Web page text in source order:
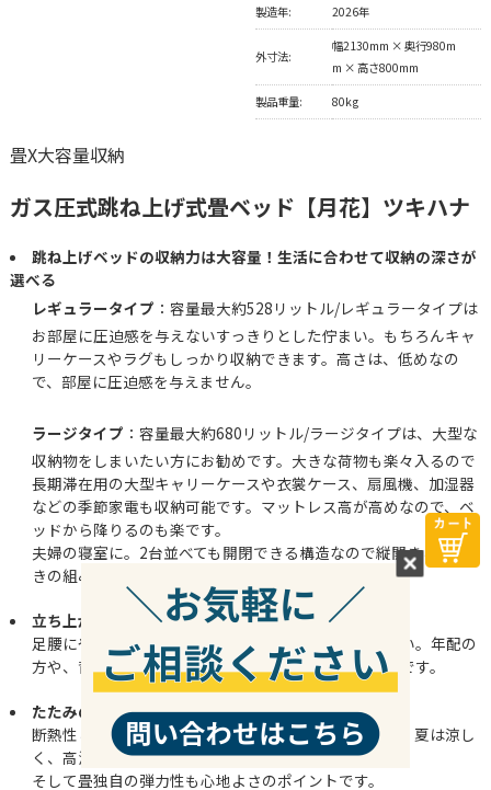
製造年: 2026年
外寸法:
幅2130mm × 奥行980m
m × 高さ800mm
製品重量: 80kg
畳X大容量収納
ガス圧式跳ね上げ式畳ベッド【月花】ツキハナ
跳ね上げベッドの収納力は大容量！生活に合わせて収納の深さが
選べる
レギュラータイプ ：容量最大約528リットル/レギュラータイプは
お部屋に圧迫感を与えないすっきりとした佇まい。もちろんキャ
リーケースやラグもしっかり収納できます。高さは、低めなの
で、部屋に圧迫感を与えません。
ラージタイプ ：容量最大約680リットル/ラージタイプは、大型な
収納物をしまいたい方にお勧めです。大きな荷物も楽々入るので
長期滞在用の大型キャリーケースや衣裳ケース、扇風機、加湿器
などの季節家電も収納可能です。マットレス高が高めなので、ベ
ッドから降りるのも楽です。
夫婦の寝室に。2台並べても開閉できる構造なので縦開きと横開
きの組み合わせも可能です。
立ち上がりやすい高さ。
足腰にやさしい高さ。立ち上がりやすく、腰掛けやすい。年配の
方や、背の高い方でも立ち上がりの負担が少ない高さです。
たたみの心地良さ
断熱性と保湿効果の両面を備えている畳。冬は暖かく、夏は涼し
く、高温多湿の日本には最適です。
そして畳独自の弾力性も心地よさのポイントです。